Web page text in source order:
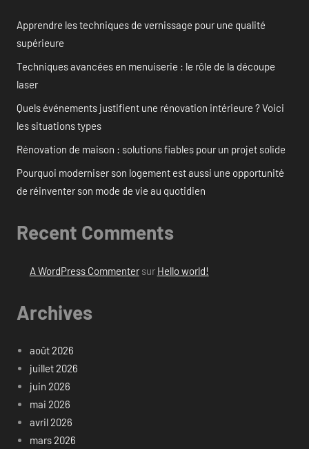
Apprendre les techniques de vernissage pour une qualité
supérieure
Techniques avancées en menuiserie : le rôle de la découpe
laser
Quels événements justifient une rénovation intérieure ? Voici
les situations types
Rénovation de maison : solutions fiables pour un projet solide
Pourquoi moderniser son logement est aussi une opportunité
de réinventer son mode de vie au quotidien
Recent Comments
A WordPress Commentersur Hello world!
Archives
août 2026
juillet 2026
juin 2026
mai 2026
avril 2026
mars 2026